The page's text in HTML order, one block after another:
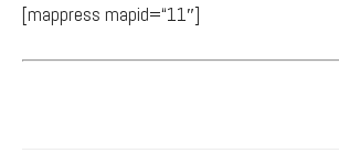
[mappress mapid=“11″]